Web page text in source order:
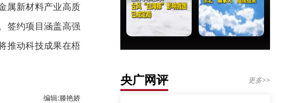
属新材料产业高质
签约项目涵盖高强
推动科技成果在梧
编辑:滕艳娇
央广网评 更多>>